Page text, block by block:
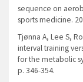
sequence on
sports medicine.
Tjønna A, Lee S,
interval training
for the metabolic
p. 346-354.